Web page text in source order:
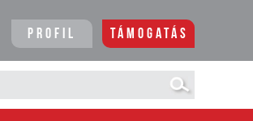
Profil Támogatás